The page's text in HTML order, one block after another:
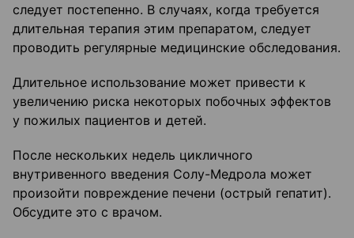
следует постепенно. В случаях, когда требуется
длительная терапия этим препаратом, следует
проводить регулярные медицинские обследования.
Длительное использование может привести к
увеличению риска некоторых побочных эффектов
у пожилых пациентов и детей.
После нескольких недель цикличного
внутривенного введения Солу-Медрола может
произойти повреждение печени (острый гепатит).
Обсудите это с врачом.